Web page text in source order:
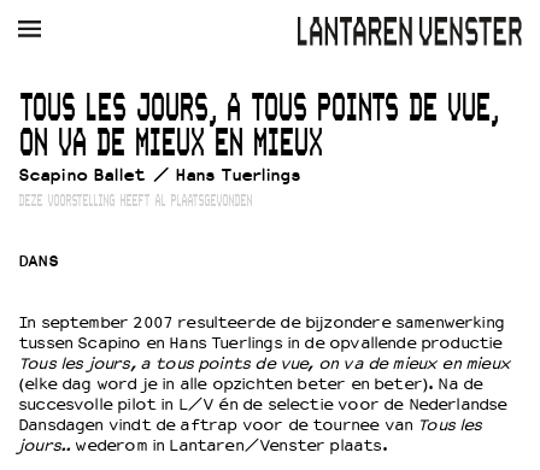
AGENDA FILM MUZIEK RESTAURANT VERHUUR
Winkelmandje
Zoek
PLAN JE BEZOEK
Bereikbaarheid
EDUCATIE
Schoolvoorstellingen
Filmprogramma’s Primair Onderwijs
TOUS LES JOURS, A TOUS POINTS DE VUE,
ON VA DE MIEUX EN MIEUX
Scapino Ballet / Hans Tuerlings
DEZE VOORSTELLING HEEFT AL PLAATSGEVONDEN
DANS
In september 2007 resulteerde de bijzondere samenwerking
tussen Scapino en Hans Tuerlings in de opvallende productie
Tous les jours, a tous points de vue, on va de mieux en mieux
(elke dag word je in alle opzichten beter en beter). Na de
succesvolle pilot in L/V én de selectie voor de Nederlandse
Dansdagen vindt de aftrap voor de tournee van Tous les
jours..wederom in Lantaren/Venster plaats.